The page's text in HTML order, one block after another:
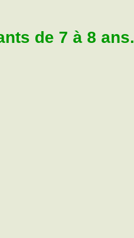
de 7 à 8 ans.